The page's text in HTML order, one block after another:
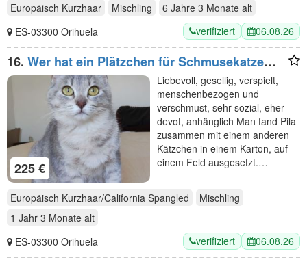
Europäisch Kurzhaar Mischling 6 Jahre 3 Monate alt
ES-03300 Orihuela
verifiziert 06.08.26
16. Wer hat ein Plätzchen für Schmusekatze
Pila? Eilt sehr!
225 €
Liebevoll, gesellig, verspielt,
menschenbezogen und
verschmust, sehr sozial, eher
devot, anhänglich Man fand Pila
zusammen mit einem anderen
Kätzchen in einem Karton, auf
einem Feld ausgesetzt.…
Europäisch Kurzhaar/California Spangled
Mischling
1 Jahr 3 Monate alt
ES-03300 Orihuela
verifiziert 06.08.26